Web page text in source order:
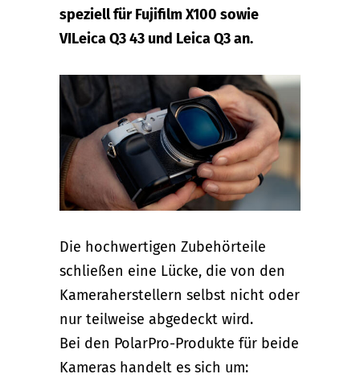
speziell für Fujifilm X100 sowie
VILeica Q3 43 und Leica Q3 an.
Die hochwertigen Zubehörteile
schließen eine Lücke, die von den
Kameraherstellern selbst nicht oder
nur teilweise abgedeckt wird.
Bei den PolarPro-Produkte für beide
Kameras handelt es sich um: